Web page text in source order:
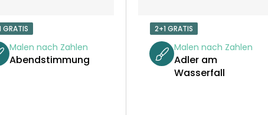
GRATIS
Malen nach Zahlen
Abendstimmung
2+1 GRATIS
Malen nach Zahlen
Adler am
Wasserfall